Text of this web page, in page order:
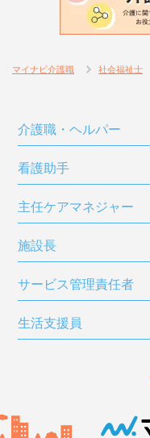
マイナビ介護職 社会福祉士
介護職・ヘルパー
看護助手
主任ケアマネジャー
施設長
サービス管理責任者
生活支援員